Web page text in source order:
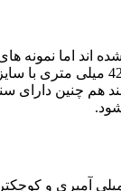
چنین دارای